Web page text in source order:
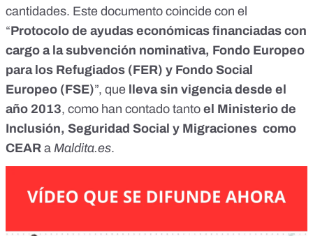
cantidades. Este documento coincide con el
“Protocolo de ayudas económicas financiadas con
cargo a la subvención nominativa, Fondo Europeo
para los Refugiados (FER) y Fondo Social
Europeo (FSE)”, que
lleva sin vigencia desde el
año 2013, como han contado tanto el Ministerio de
Inclusión, Seguridad Social y Migraciones como
CEAR a Maldita.es.